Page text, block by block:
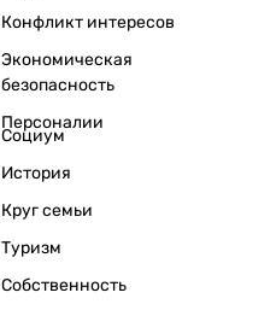
Конфликт интересов
Экономическая
безопасность
Персоналии
Социум
История
Круг семьи
Туризм
Собственность